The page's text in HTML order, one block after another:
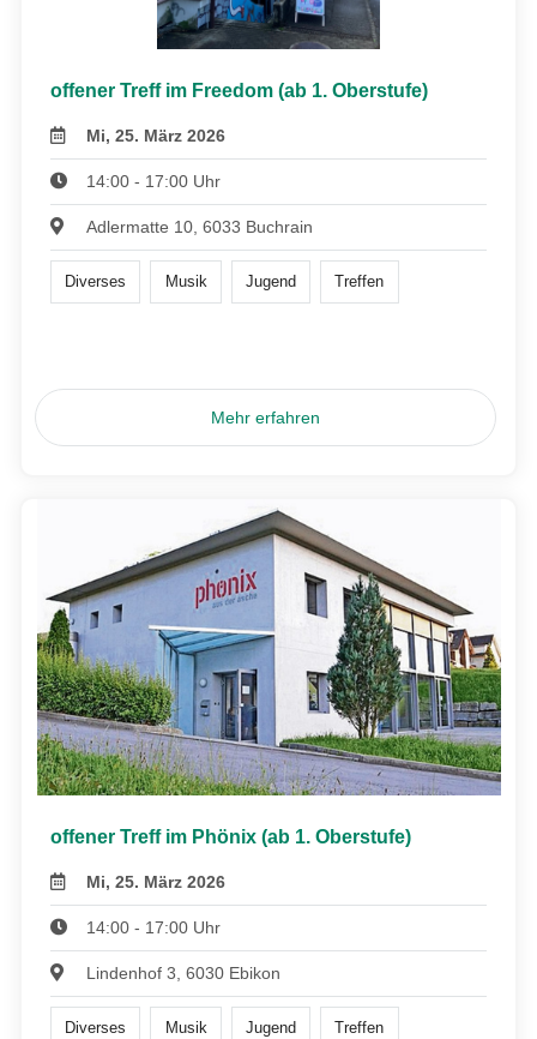
offener Treff im Freedom (ab 1. Oberstufe)
Mi, 25. März 2026
14:00 - 17:00 Uhr
Adlermatte 10, 6033 Buchrain
Diverses Musik Jugend Treffen
Mehr erfahren
offener Treff im Phönix (ab 1. Oberstufe)
Mi, 25. März 2026
14:00 - 17:00 Uhr
Lindenhof 3, 6030 Ebikon
Diverses Musik Jugend Treffen